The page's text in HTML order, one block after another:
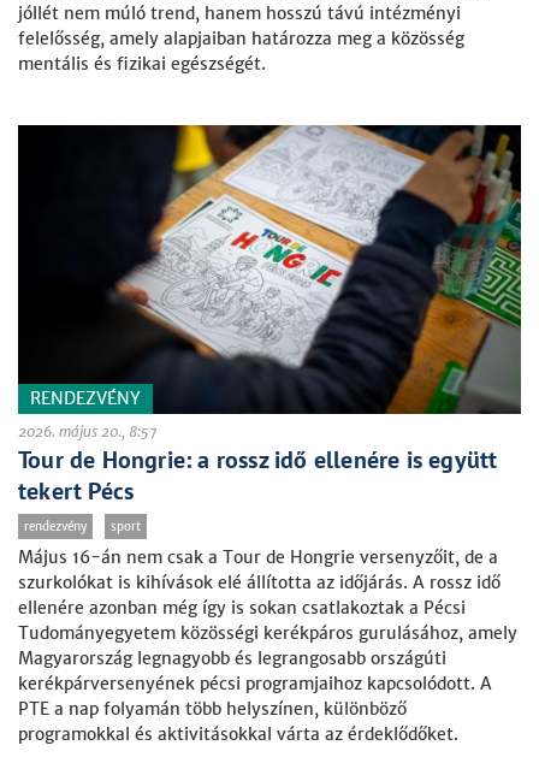
jóllét nem múló trend, hanem hosszú távú intézményi
felelősség, amely alapjaiban határozza meg a közösség
mentális és fizikai egészségét.
RENDEZVÉNY
2026. május 20., 8:57
Tour de Hongrie: a rossz idő ellenére is együtt
tekert Pécs
rendezvény sport
Május 16-án nem csak a Tour de Hongrie versenyzőit, de a
szurkolókat is kihívások elé állította az időjárás. A rossz idő
ellenére azonban még így is sokan csatlakoztak a Pécsi
Tudományegyetem közösségi kerékpáros gurulásához, amely
Magyarország legnagyobb és legrangosabb országúti
kerékpárversenyének pécsi programjaihoz kapcsolódott. A
PTE a nap folyamán több helyszínen, különböző
programokkal és aktivitásokkal várta az érdeklődőket.